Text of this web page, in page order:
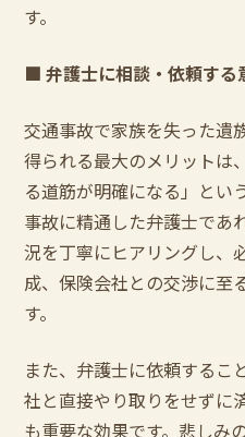
す。
■弁護士に相談・依頼する
交通事故で家族を失った遺
得られる最大のメリットは
る道筋が明確になる」とい
事故に精通した弁護士であ
況を丁寧にヒアリングし、
成、保険会社との交渉に至
す。
また、弁護士に依頼するこ
社と直接やり取りをせずに
も重要な効果です。悲しみ